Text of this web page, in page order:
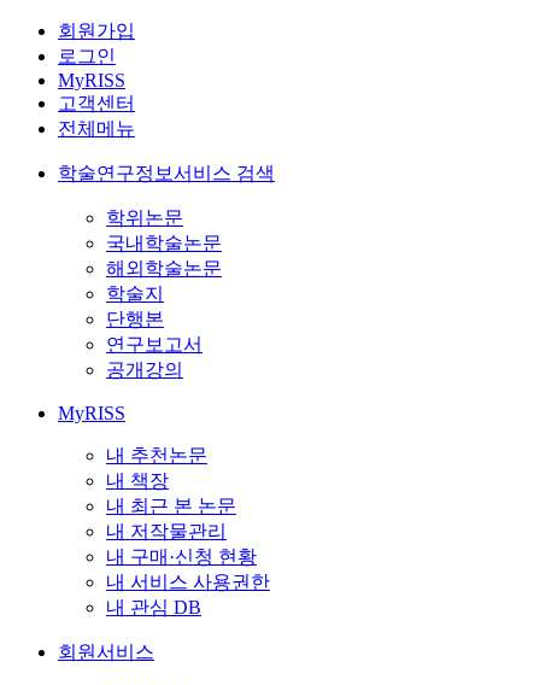
회원가입
로그인
MyRISS
고객센터
전체메뉴
학술연구정보서비스 검색
학위논문
국내학술논문
해외학술논문
학술지
단행본
연구보고서
공개강의
MyRISS
내 추천논문
내 책장
내 최근 본 논문
내 저작물관리
내 구매·신청 현황
내 서비스 사용권한
내 관심 DB
회원서비스